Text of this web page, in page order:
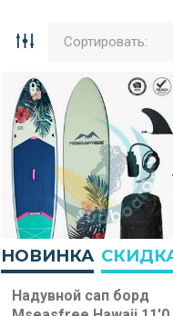
Сортировать:
НОВИНКА
Надувной сап борд